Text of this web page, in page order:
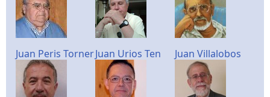
Juan Peris TornerJuan Urios Ten Juan Villalobos